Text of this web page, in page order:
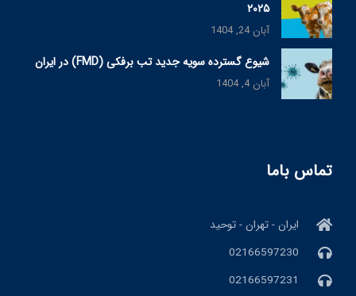
۲۰۲۵
آبان 24, 1404
شیوع گسترده سویه جدید تب برفکی (FMD) در ایران
آبان 4, 1404
تماس باما
ایران - تهران - توحید
02166597230
02166597231